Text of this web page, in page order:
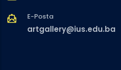
E-Posta
artgallery@ius.edu.ba